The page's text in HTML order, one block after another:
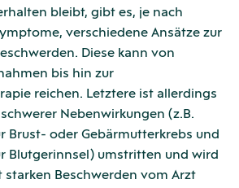
bleibt, gibt es, je nach
verschiedene Ansätze zur
Diese kann von
bis hin zur
reichen. Letztere ist allerdings
Nebenwirkungen (z.B.
Brust- oder Gebärmutterkrebs und
Blutgerinnsel) umstritten und wird
starken Beschwerden vom Arzt